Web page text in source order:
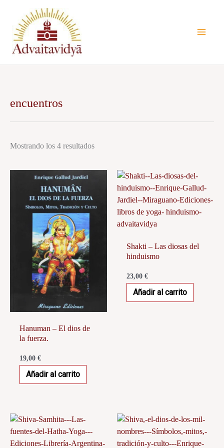
contenido
encuentros
Mostrando los 4 resultados
Hanuman – El dios de
la fuerza.
19,00€
Añadir al carrito
Shakti – Las diosas del
hinduismo
23,00€
Añadir al carrito